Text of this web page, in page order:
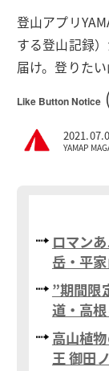
登山アプリ
する登山記録
届け。登りた
Like Button Notice(
YAMAP
ロマン
岳・平
”期間限
道・高
高山植
王 御田